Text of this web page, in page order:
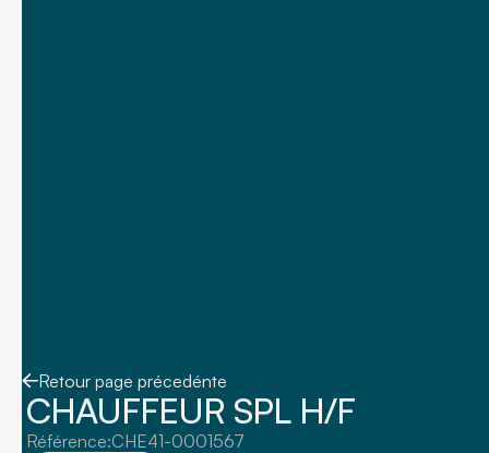
Retour page précedénte
CHAUFFEUR SPL H/F
Référence:CHE41-0001567